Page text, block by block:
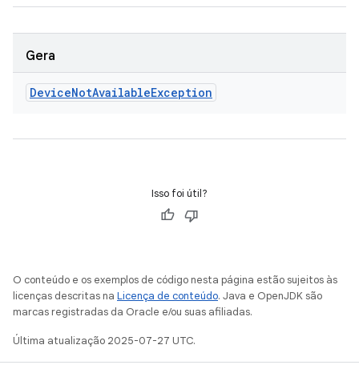
Gera
DeviceNotAvailableException
Isso foi útil?
O conteúdo e os exemplos de código nesta página estão sujeitos às
licenças descritas na Licença de conteúdo. Java e OpenJDK são
marcas registradas da Oracle e/ou suas afiliadas.
Última atualização 2025-07-27 UTC.